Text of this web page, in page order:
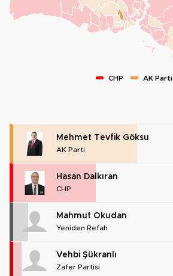
CHP AK Parti
Mehmet Tevfik Göksu
AK Parti
Hasan Dalkıran
CHP
Mahmut Okudan
Yeniden Refah
Vehbi Şükranlı
Zafer Partisi